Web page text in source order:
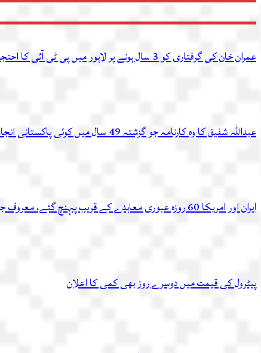
عمران خان کی گرفتاری کو 3 سال ہونے پر لاہور میں پی ٹی آئی کا احتجاج، متعدد کارکن گرفتار
عبداللہ شفیق کا وہ کارنامہ جو گزشتہ 49 سال میں کوئی پاکستانی انجام نہ دے سکا
ایران اور امریکا 60 روزہ عبوری معاہدے کے قریب پہنچ گئے، معروف جریدے کادعویٰ
پیٹرول کی قیمت میں دوسرے روز بھی کمی کا اعلان